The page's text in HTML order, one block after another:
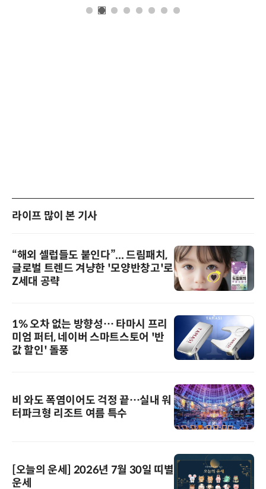
라이프 많이 본 기사
“해외 셀럽들도 붙인다”... 드림패치,
글로벌 트렌드 겨냥한 '모양반창고'로
Z세대 공략
1% 오차 없는 방향성… 타마시 프리
미엄 퍼터, 네이버 스마트스토어 '반
값 할인' 돌풍
비 와도 폭염이어도 걱정 끝…실내 워
터파크형 리조트 여름 특수
[오늘의 운세] 2026년 7월 30일 띠별
운세